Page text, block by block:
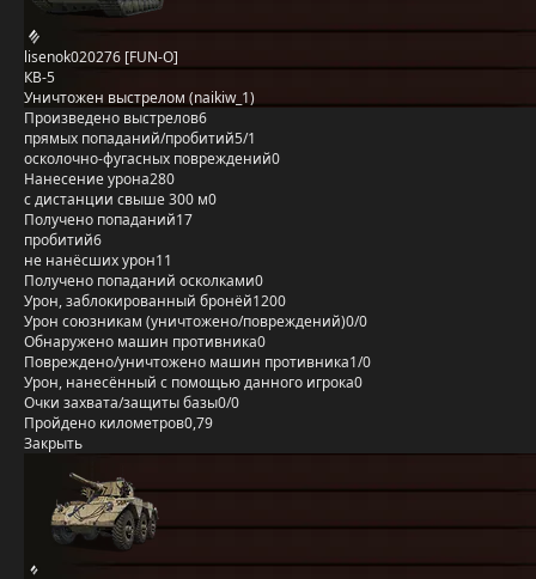
lisenok020276 [FUN-O]
КВ-5
Уничтожен выстрелом (naikiw_1)
Произведено выстрелов6
прямых попаданий/пробитий5/1
осколочно-фугасных повреждений0
Нанесение урона280
с дистанции свыше 300 м0
Получено попаданий17
пробитий6
не нанёсших урон11
Получено попаданий осколками0
Урон, заблокированный бронёй1200
Урон союзникам (уничтожено/повреждений)0/0
Обнаружено машин противника0
Повреждено/уничтожено машин противника1/0
Урон, нанесённый с помощью данного игрока0
Очки захвата/защиты базы0/0
Пройдено километров0,79
Закрыть